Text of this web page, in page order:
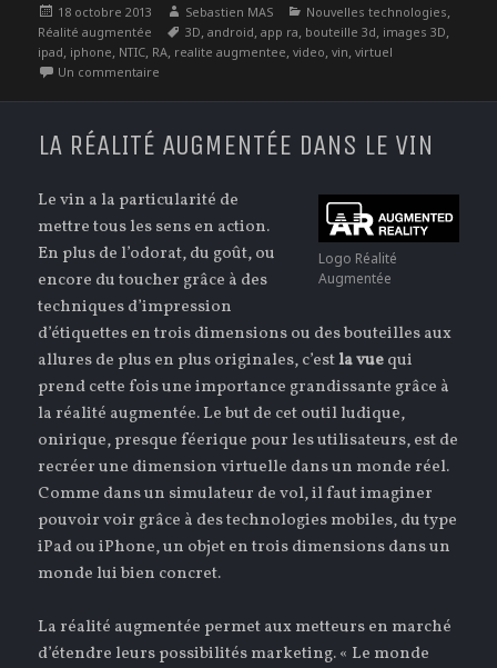
Publié
le
18 octobre 2013 Auteur
Sebastien MAS Catégories
Nouvelles technologies,
Réalité augmentée Étiquettes
3D,android,app ra, bouteille 3d, images 3D,
ipad, iphone, NTIC, RA, realite augmentee,video,vin,virtuel
Un commentaire
LA RÉALITÉ AUGMENTÉE DANS LE VIN
Logo Réalité
Augmentée
Le vin a la particularité de
mettre tous les sens en action.
En plus de l’odorat, du goût, ou
encore du toucher grâce à des
techniques d’impression
d’étiquettes en trois dimensions ou des bouteilles aux
allures de plus en plus originales, c’estla vuequi
prend cette fois une importance grandissante grâce à
la réalité augmentée. Le but de cet outil ludique,
onirique, presque féerique pour les utilisateurs, est de
recréer une dimension virtuelle dans un monde réel.
Comme dans un simulateur de vol, il faut imaginer
pouvoir voir grâce à des technologies mobiles, du type
iPad ou iPhone, un objet en trois dimensions dans un
monde lui bien concret.
La réalité augmentée permet aux metteurs en marché
d’étendre leurs possibilités marketing. « Le monde